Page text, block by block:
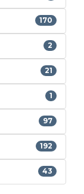
170
2
21
1
97
192
43